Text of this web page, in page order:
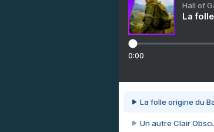
Hall of
La
0:00
La folle origine du
Un autre Clair